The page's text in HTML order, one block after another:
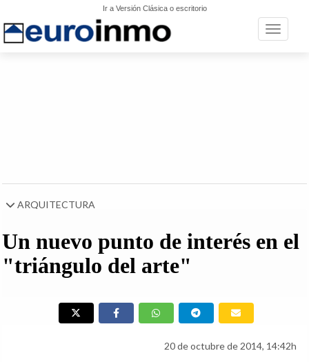
Ir a Versión Clásica o escritorio
Toggle
ARQUITECTURA
Un nuevo punto de interés en el
"triángulo del arte"
20 de octubre de 2014, 14:42h